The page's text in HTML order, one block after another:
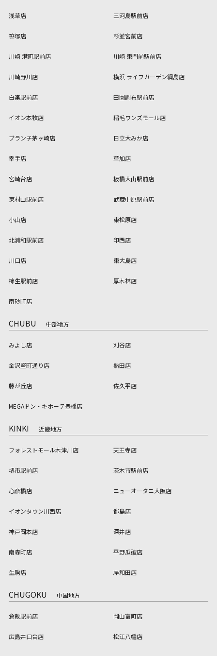
浅草店 三河島駅前店
笹塚店 杉並宮前店
川崎 港町駅前店 川崎 東門前駅前店
川崎野川店 横浜 ライフガーデン綱島店
白楽駅前店 田園調布駅前店
イオン本牧店 稲毛ワンズモール店
ブランチ茅ヶ崎店 日立大みか店
幸手店 草加店
宮崎台店 板橋大山駅前店
東村山駅前店 武蔵中原駅前店
小山店 東松原店
北浦和駅前店 印西店
川口店 東大島店
柿生駅前店 厚木林店
南砂町店
CHUBU 中部地方
みよし店 刈谷店
金沢堅町通り店 熱田店
藤が丘店 佐久平店
MEGAドン・キホーテ豊橋店
KINKI 近畿地方
フォレストモール木津川店 天王寺店
堺市駅前店 茨木市駅前店
心斎橋店 ニューオータニ大阪店
イオンタウン川西店 都島店
神戸岡本店 深井店
南森町店 平野瓜破店
生駒店 岸和田店
CHUGOKU 中国地方
倉敷駅前店 岡山富町店
広島井口台店 松江八幡店